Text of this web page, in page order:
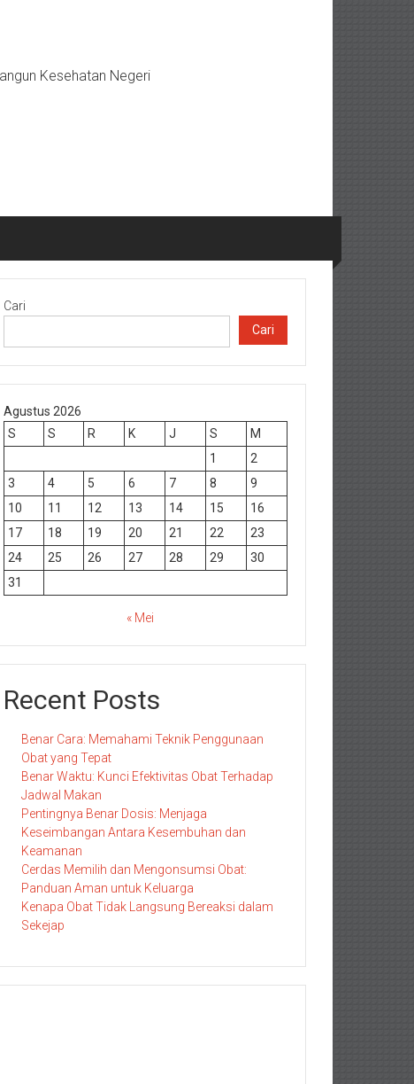
Kesehatan Negeri
Cari
Cari
Agustus 2026
S
S R K J S
M
1
2
3
4 5 6 7 8
9
10
11 12 13 14 15
16
17
18 19 20 21 22
23
24
25 26 27 28 29
30
31
« Mei
Recent Posts
Benar Cara: Memahami Teknik Penggunaan
Obat yang Tepat
Benar Waktu: Kunci Efektivitas Obat Terhadap
Jadwal Makan
Pentingnya Benar Dosis: Menjaga
Keseimbangan Antara Kesembuhan dan
Keamanan
Cerdas Memilih dan Mengonsumsi Obat:
Panduan Aman untuk Keluarga
Kenapa Obat Tidak Langsung Bereaksi dalam
Sekejap